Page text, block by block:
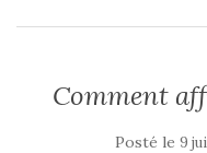
Comment
Posté le 9